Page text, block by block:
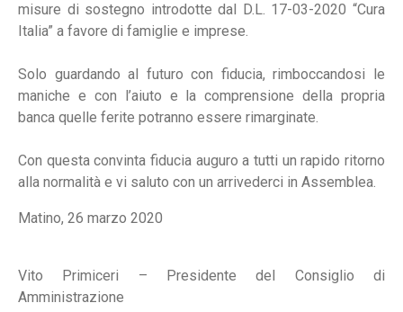
misure di sostegno introdotte dal D.L. 17-03-2020 “Cura
Italia” a favore di famiglie e imprese.
Solo guardando al futuro con fiducia, rimboccandosi le
maniche e con l’aiuto e la comprensione della propria
banca quelle ferite potranno essere rimarginate.
Con questa convinta fiducia auguro a tutti un rapido ritorno
alla normalità e vi saluto con un arrivederci in Assemblea.
Matino, 26 marzo 2020
Vito Primiceri – Presidente del Consiglio di
Amministrazione